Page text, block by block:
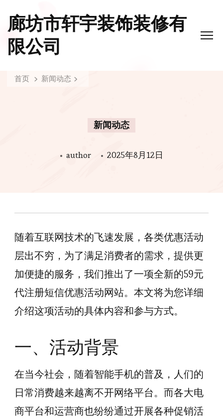
廊坊市轩宇装饰装修有
限公司
首页 新闻动态
新闻动态
author 2025年8月12日
随着互联网技术的飞速发展，各类优惠活动
层出不穷，为了满足消费者的需求，提供更
加便捷的服务，我们推出了一项全新的59元
代注册短信优惠活动网站。本文将为您详细
介绍这项活动的具体内容和参与方式。
一、活动背景
在当今社会，随着智能手机的普及，人们的
日常消费越来越离不开网络平台。而各大电
商平台和运营商也纷纷通过开展各种促销活